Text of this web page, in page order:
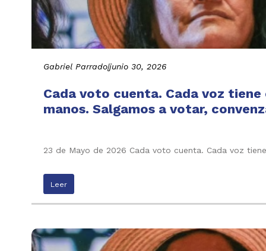
Gabriel Parrado|junio 30, 2026
Cada voto cuenta. Cada voz
manos. Salgamos a votar,
23 de Mayo de 2026 Cada voto cuenta. Cada voz
Leer